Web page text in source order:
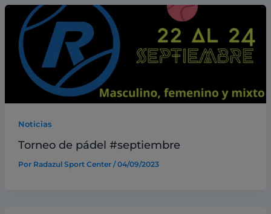
Noticias
Torneo de pádel #septiembre
Por Radazul Sport Center /04/09/2023